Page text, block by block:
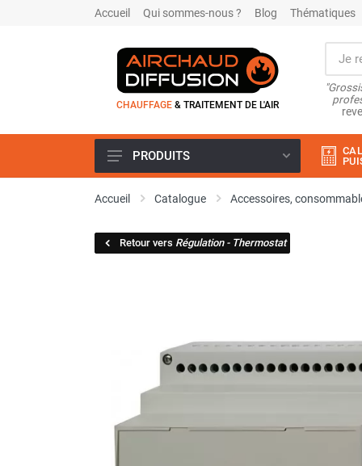
Accueil Qui sommes-nous ? Blog Thématiques
CHAUFFAGE & TRAITEMENT DE L'AIR
Climatiseur
Climatiseur mobile résidentiel et
Rafraîchisseur d'air gainable
Rafraichisseur d’air fixe
Ventilateur brumisateur
PRODUITS
Accueil Catalogue Accessoires,
Retour vers Régulation - Thermostat